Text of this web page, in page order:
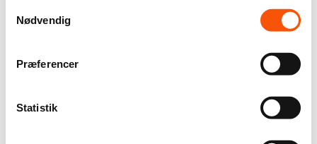
Nødvendig
Præferencer
Statistik